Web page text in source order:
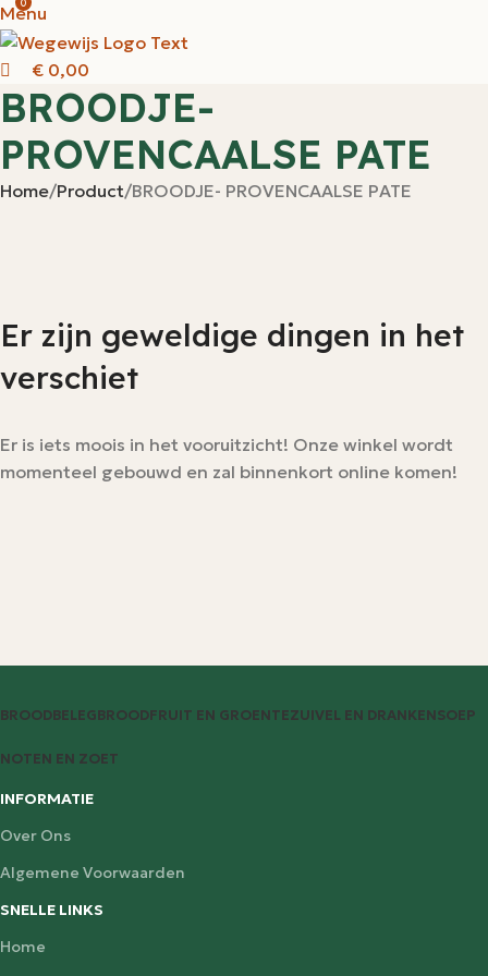
Menu
0
€ 0,00
BROODJE-
PROVENCAALSE PATE
Home Product BROODJE- PROVENCAALSE PATE
Er zijn geweldige dingen in het
verschiet
Er is iets moois in het vooruitzicht! Onze winkel wordt
momenteel gebouwd en zal binnenkort online komen!
BROODBELEGBROODFRUIT EN GROENTEZUIVEL EN DRANKENSOEP
NOTEN EN ZOET
INFORMATIE
Over Ons
Algemene Voorwaarden
SNELLE LINKS
Home